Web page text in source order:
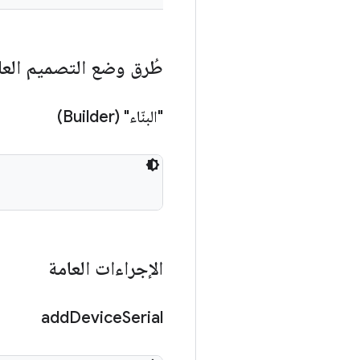
طُرق وضع التصميم
"البنّاء" (Builder)
الإجراءات العامة
addDeviceSerial